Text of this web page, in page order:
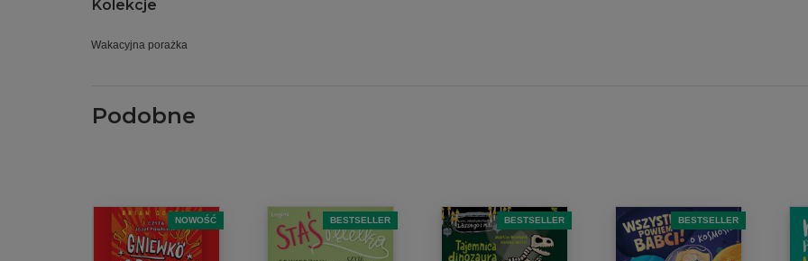
Kolekcje
Wakacyjna porażka
Podobne
NOWOŚĆ BESTSELLER BESTSELLER BESTSELLER